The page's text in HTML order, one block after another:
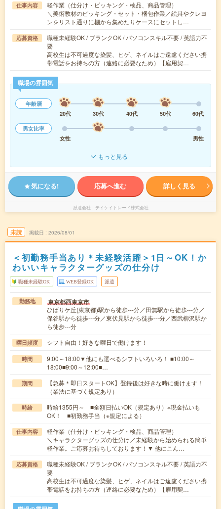
仕事内容
軽作業（仕分け・ピッキング・検品、商品管理）
＼美術教材のピッキング・セット・梱包作業／絵具やクレヨ
ンをリスト通りに棚から集めたりケースにセットし…
応募資格
職種未経験OK / ブランクOK / パソコンスキル不要 / 英語力不
要
高校生は不可過度な染髪、ヒゲ、ネイルはご遠慮ください携
帯電話をお持ちの方（連絡に必要なため）【雇用契…
職場の雰囲気
年齢層
20代
30代 40代 50代
60代
男女比率
女性
男性
もっと見る
気になる! 応募へ進む 詳しく見る
派遣会社 テイケイトレード株式会社
未読 掲載日 2026/08/01
＜初勤務手当あり＊未経験活躍＞1日～OK！か
わいいキャラクターグッズの仕分け
職種未経験OK WEB登録OK 派遣
勤務地 東京都西東京市
ひばりケ丘(東京都)駅から徒歩---分／田無駅から徒歩---分／
保谷駅から徒歩---分／東伏見駅から徒歩---分／西武柳沢駅か
ら徒歩---分
曜日頻度 シフト自由！好きな曜日で働けます！
時間
9:00～18:00▼他にも選べるシフトいろいろ！ ■10:00～
18:00■9:00～12:00■…
期間
【急募＊即日スタートOK】登録後は好きな時に働けます！
（業法に基づく規定あり）
時給
時給1355円～ ■全額日払いOK（規定あり）※現金払いも
OK！ ■初勤務手当（※規定による）
仕事内容
軽作業（仕分け・ピッキング・検品、商品管理）
＼キャラクターグッズの仕分け／未経験から始められる簡単
軽作業。ご応募お待ちしております！▼ 他にこん…
応募資格
職種未経験OK / ブランクOK / パソコンスキル不要 / 英語力不
要
高校生は不可過度な染髪、ヒゲ、ネイルはご遠慮ください携
帯電話をお持ちの方（連絡に必要なため）【雇用契…